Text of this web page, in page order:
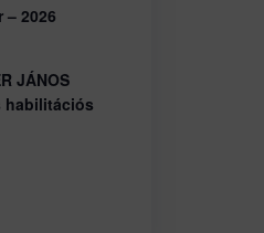
– 2026
JÁNOS
habilitációs